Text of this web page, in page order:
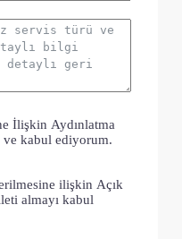
İlişkin Aydınlatma
ve kabul ediyorum.
ilişkin Açık
almayı kabul